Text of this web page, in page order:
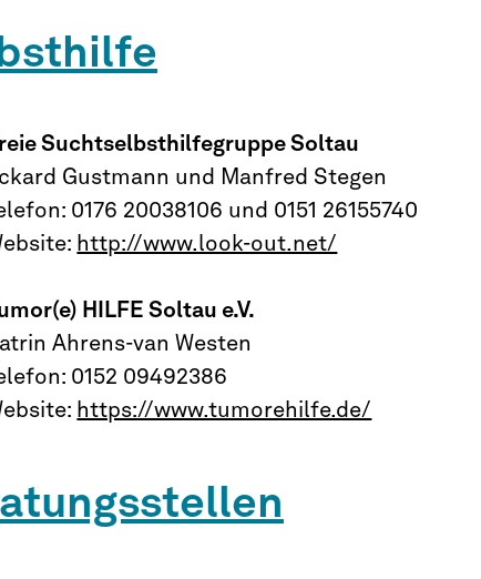
Suchtselbsthilfegruppe Soltau
Gustmann und Manfred Stegen
0176 20038106 und 0151 26155740
http://www.look-out.net/
HILFE Soltau e.V.
Ahrens-van Westen
0152 09492386
https://www.tumorehilfe.de/